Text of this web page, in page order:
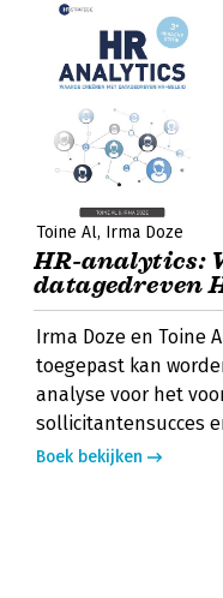
Toine Al Irma Doze
HR-analytics:
datagedreven
Irma Doze en Toine
toegepast kan
analyse voor het
sollicitantensucces
Boek bekijken